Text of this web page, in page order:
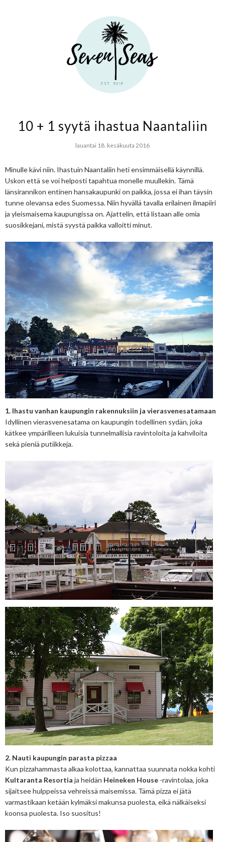
10 + 1 syytä ihastua Naantaliin
lauantai 18. kesäkuuta 2016
Minulle kävi niin. Ihastuin Naantaliin heti ensimmäisellä käynnillä.
Uskon että se voi helposti tapahtua monelle muullekin. Tämä
länsirannikon entinen hansakaupunki on paikka, jossa ei ihan täysin
tunne olevansa edes Suomessa. Niin hyvällä tavalla erilainen ilmapiiri
ja yleismaisema kaupungissa on. Ajattelin, että listaan alle omia
suosikkejani, mistä syystä paikka valloitti minut.
1. Ihastu vanhan kaupungin rakennuksiin ja vierasvenesatamaan
Idyllinen vierasvenesatama on kaupungin todellinen sydän, joka
kätkee ympärilleen lukuisia tunnelmallisia ravintoloita ja kahviloita
sekä pieniä putiikkeja.
2. Nauti kaupungin parasta pizzaa
Kun pizzahammasta alkaa kolottaa, kannattaa suunnata nokka kohti
Kultaranta Resortia ja heidän Heineken House -ravintolaa, joka
sijaitsee hulppeissa vehreissä maisemissa. Tämä pizza ei jätä
varmastikaan ketään kylmäksi makunsa puolesta, eikä nälkäiseksi
koonsa puolesta. Iso suositus!